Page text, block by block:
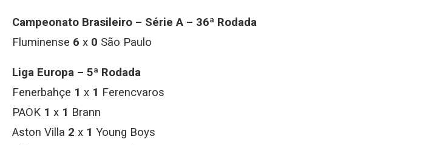
Campeonato Brasileiro – Série A – 36ª Rodada
Fluminense 6 x 0 São Paulo
Liga Europa – 5ª Rodada
Fenerbahçe 1 x 1 Ferencvaros
PAOK 1 x 1 Brann
Aston Villa 2 x 1 Young Boys